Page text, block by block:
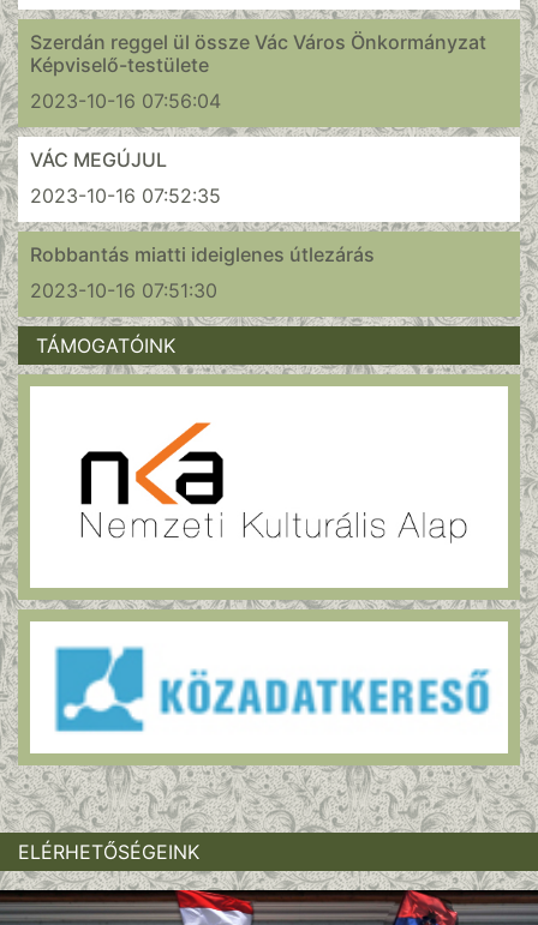
Szerdán reggel ül össze Vác Város Önkormányzat
Képviselő-testülete
2023-10-16 07:56:04
VÁC MEGÚJUL
2023-10-16 07:52:35
Robbantás miatti ideiglenes útlezárás
2023-10-16 07:51:30
TÁMOGATÓINK
ELÉRHETŐSÉGEINK